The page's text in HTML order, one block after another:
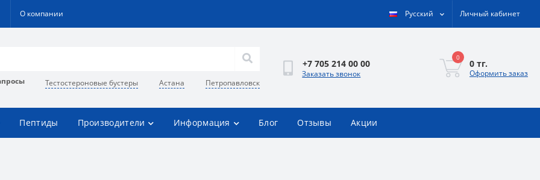
О компании Русский Личный кабинет
Тестостероновые бустеры Астана Петропавловск
+7 705 214 00 00
Заказать звонок
0
0 тг.
Оформить заказ
Пептиды Производители Информация Блог Отзывы Акции